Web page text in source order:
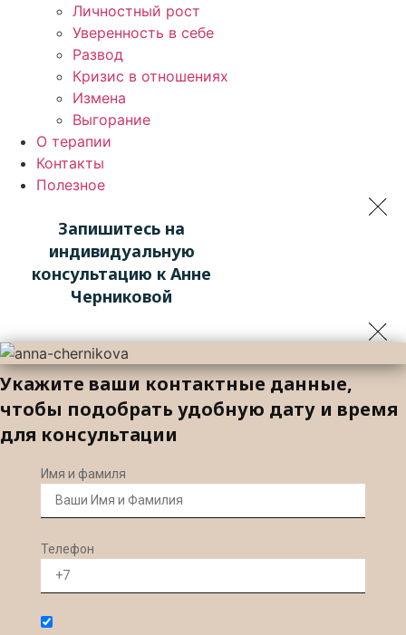
Личностный рост
Уверенность в себе
Развод
Кризис в отношениях
Измена
Выгорание
О терапии
Контакты
Полезное
Запишитесь на
индивидуальную
консультацию к Анне
Черниковой
Укажите ваши контактные данные,
чтобы подобрать удобную дату и время
для консультации
Имя и фамиля
Телефон